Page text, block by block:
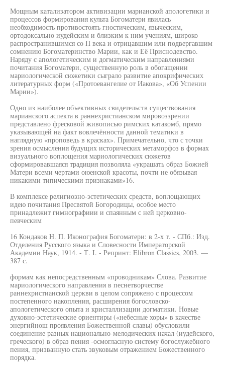
Мощным катализатором активизации марианской апологетики и
процессов формирования культа Богоматери явилась
необходимость противостоять гностическим, языческим,
ортодоксально иудейским и близким к ним учениям, широко
распространившимся со П века и отрицавшим или подвергавшим
сомнению Богоматеринство Марии, как и Её Приснодевство.
Наряду с апологетическим и догматическим направлениями
почитания Богоматери, существенную роль в обогащении
мариологической сюжетики сыграло развитие апокрифических
литературных форм («Протоевангелие от Иакова», «Об Успении
Марии»).
Одно из наиболее объективных свидетельств существования
марианского аспекта в раннехристианском мировоззрении
представлено фресковой живописью римских катакомб, прямо
указывающей на факт вовлечённости данной тематики в
наглядную «проповедь в красках». Примечательно, что с точки
зрения осмысления будущих исторических метаморфоз в формах
визуального воплощения мариологических сюжетов
сформировавшаяся традиция позволяла «украшать образ Божией
Матери всеми чертами оюенской красоты, почти не обязывая
никакими типическими признаками»16.
В комплексе религиозно-эстетических средств, воплощающих
идею почитания Пресвятой Богородицы, особое место
принадлежит гимнографиии и спаянным с ней церковно-
певческим
16 Кондаков Н. П. Иконография Богоматери: в 2-х т. - СПб.: Изд.
Отделения Русского языка и Словесности Императорской
Академии Наук, 1914. - Т. I. - Репринт: Elibron Classics, 2003. —
387 с.
формам как непосредственным «проводникам» Слова. Развитие
мариологического направления в песнетворчестве
раннехристианской церкви в целом сопряжено с процессом
постепенного накопления, расширения богословско-
апологетического опыта и кристаллизации догматики. Новые
духовно-эстетические ориентиры («небесные хоры» в качестве
энергийнош проявления Божественной славы) обусловили
соединение разных национально-мелодических начал (иудейского,
греческого) в образ пения -осмогласную систему богослужебного
пения, призванную стать звуковым отражением Божественного
порядка.